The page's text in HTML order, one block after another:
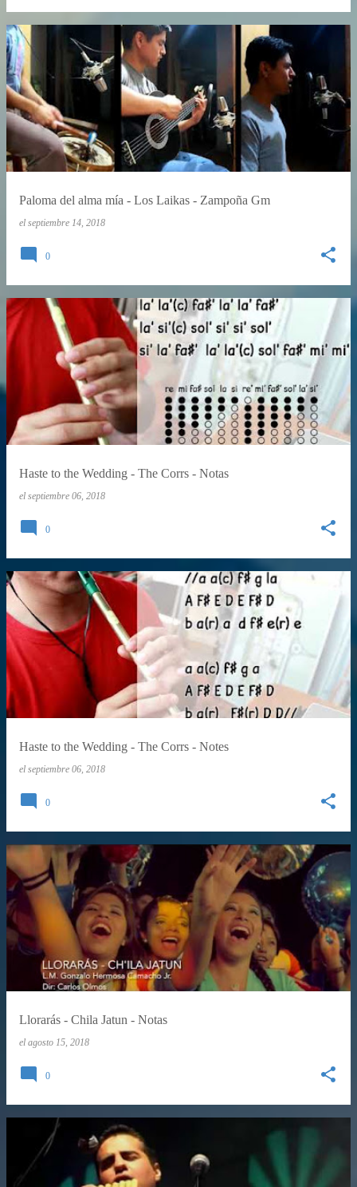
Paloma del alma mía - Los Laikas - Zampoña Gm
el septiembre 14, 2018
0
Haste to the Wedding - The Corrs - Notas
el septiembre 06, 2018
0
Haste to the Wedding - The Corrs - Notes
el septiembre 06, 2018
0
Llorarás - Chila Jatun - Notas
el agosto 15, 2018
0